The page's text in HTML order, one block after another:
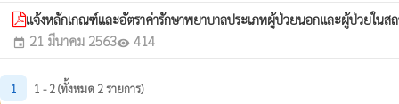
แจ้งหลักเกณฑ์และอัตราค่ารักษาพยาบาลประเภทผู้ป่วยนอกและผู้ป่วยในส
event 21 มีนาคม 2563visibility 414
1 1 - 2 (ทั้งหมด 2 รายการ)